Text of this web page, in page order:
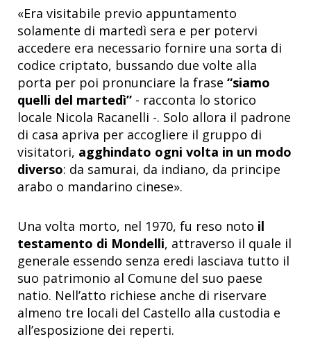
«Era visitabile previo appuntamento
solamente di martedì sera e per potervi
accedere era necessario fornire una sorta di
codice criptato, bussando due volte alla
porta per poi pronunciare la frase “siamo
quelli del martedì” - racconta lo storico
locale Nicola Racanelli -. Solo allora il padrone
di casa apriva per accogliere il gruppo di
visitatori, agghindato ogni volta in un modo
diverso: da samurai, da indiano, da principe
arabo o mandarino cinese».
Una volta morto, nel 1970, fu reso noto il
testamento di Mondelli, attraverso il quale il
generale essendo senza eredi lasciava tutto il
suo patrimonio al Comune del suo paese
natio. Nell’atto richiese anche di riservare
almeno tre locali del Castello alla custodia e
all’esposizione dei reperti.